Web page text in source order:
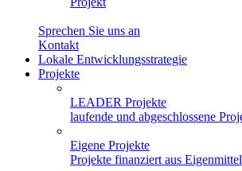
Sprechen Sie uns an
Kontakt
Lokale Entwicklungsstrategie
Projekte
LEADER Projekte
laufende und abgeschlossene
Eigene Projekte
Projekte finanziert aus